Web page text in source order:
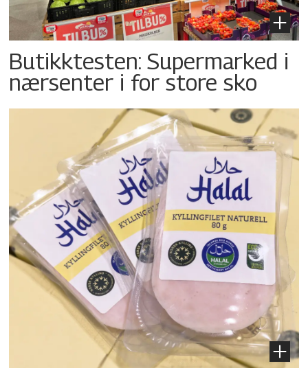
Butikktesten: Supermarked i
nærsenter i for store sko